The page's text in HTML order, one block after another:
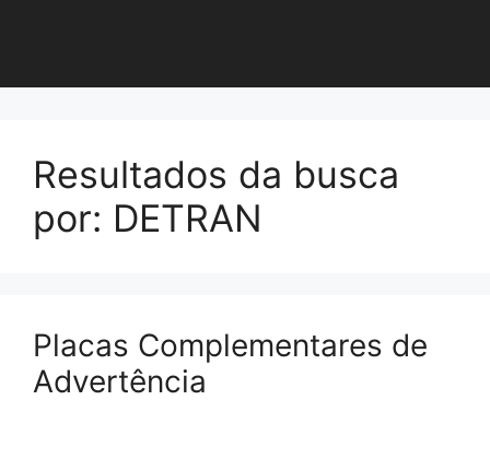
Resultados da busca
por: DETRAN
Placas Complementares de
Advertência